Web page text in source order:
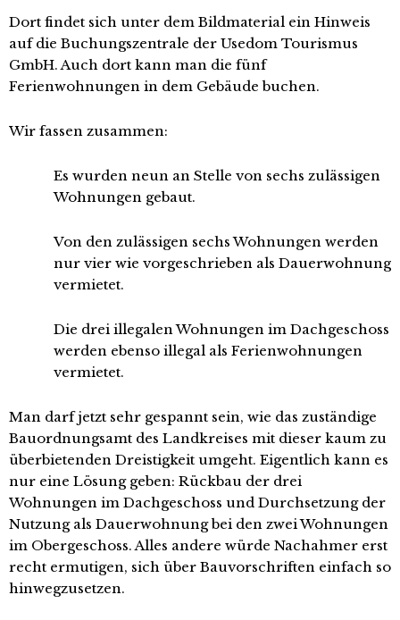
Dort findet sich unter dem Bildmaterial ein Hinweis
auf die Buchungszentrale der Usedom Tourismus
GmbH. Auch dort kann man die fünf
Ferienwohnungen in dem Gebäude buchen.
Wir fassen zusammen:
Es wurden neun an Stelle von sechs zulässigen
Wohnungen gebaut.
Von den zulässigen sechs Wohnungen werden
nur vier wie vorgeschrieben als Dauerwohnung
vermietet.
Die drei illegalen Wohnungen im Dachgeschoss
werden ebenso illegal als Ferienwohnungen
vermietet.
Man darf jetzt sehr gespannt sein, wie das zuständige
Bauordnungsamt des Landkreises mit dieser kaum zu
überbietenden Dreistigkeit umgeht. Eigentlich kann es
nur eine Lösung geben: Rückbau der drei
Wohnungen im Dachgeschoss und Durchsetzung der
Nutzung als Dauerwohnung bei den zwei Wohnungen
im Obergeschoss. Alles andere würde Nachahmer erst
recht ermutigen, sich über Bauvorschriften einfach so
hinwegzusetzen.